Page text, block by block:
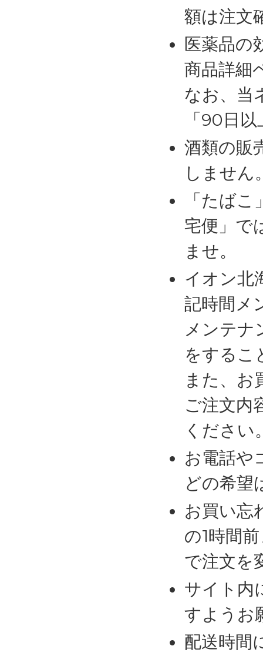
額は注文
医薬品の
商品詳細
なお、当
「90日
酒類の販
しません
「たば
宅便」で
ませ。
イオン北
記時間メ
メンテナ
をするこ
また、お
ご注文内
ください
お電話や
どの希望
お買い忘
の1時間
で注文を
サイト内
すようお
配送時間